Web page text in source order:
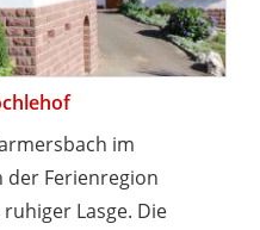
im
Ferienregion
Lasge. Die